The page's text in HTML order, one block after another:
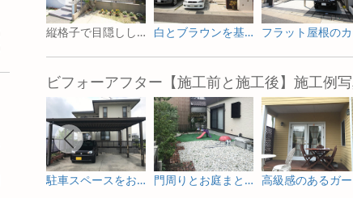
縦格子で目隠しした駐輪スペース 白とブラウンを基調とした新築外構
ビフォーアフター【施工前と施工後】施工例
駐車スペースをお庭へ ガーデニングを楽しむためのリフォーム 門周りとお庭まとめて一新した外構リフォーム